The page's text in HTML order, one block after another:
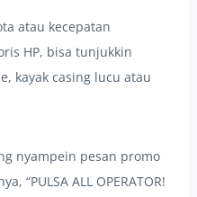
atau kecepatan
HP, bisa tunjukkin
kayak casing lucu atau
nyampein pesan promo
“PULSA ALL OPERATOR!